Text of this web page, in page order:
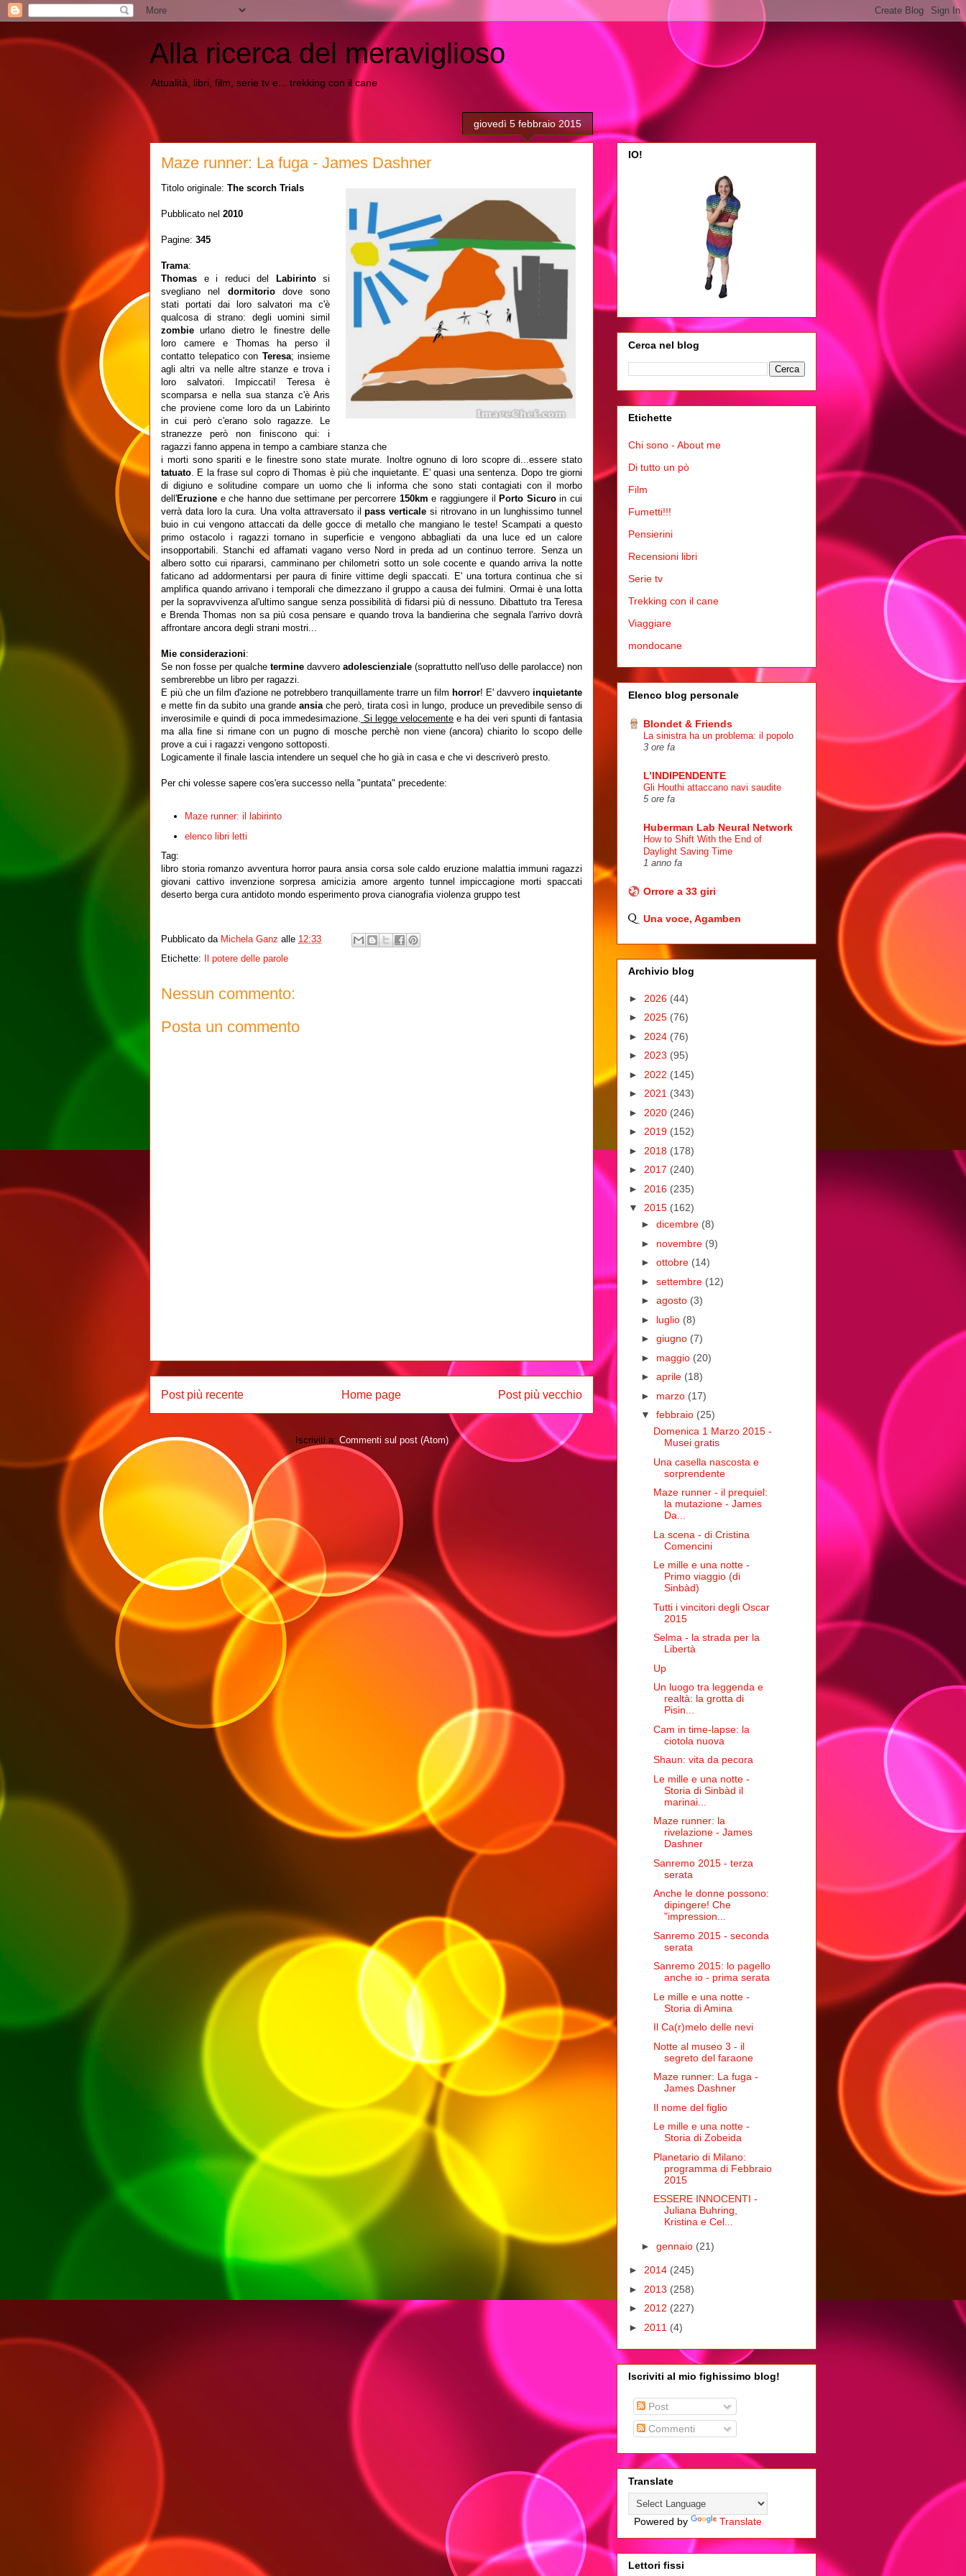
Alla ricerca del meraviglioso
Attualità, libri, film, serie tv e... trekking con il cane
giovedì 5 febbraio 2015
Maze runner: La fuga - James Dashner
Titolo originale: The scorch Trials
Pubblicato nel 2010
Pagine: 345
Trama:
Thomas e i reduci del Labirinto si
svegliano nel dormitorio dove sono
stati portati dai loro salvatori ma c'è
qualcosa di strano: degli uomini simil
zombieurlano dietro le finestre delle
loro camere e Thomas ha perso il
contatto telepatico con Teresa; insieme
agli altri va nelle altre stanze e trova i
loro salvatori. Impiccati! Teresa è
scomparsa e nella sua stanza c'è Aris
che proviene come loro da un Labirinto
in cui però c'erano solo ragazze. Le
stranezze però non finiscono qui: i
ragazzi fanno appena in tempo a cambiare stanza che
i morti sono spariti e le finestre sono state murate. Inoltre ognuno di loro scopre di...essere stato
tatuato. E la frase sul copro di Thomas è più che inquietante. E' quasi una sentenza. Dopo tre giorni
di digiuno e solitudine compare un uomo che li informa che sono stati contagiati con il morbo
dell'Eruzione e che hanno due settimane per percorrere 150kme raggiungere il Porto Sicuroin cui
verrà data loro la cura. Una volta attraversato ilpass verticale si ritrovano in un lunghissimo tunnel
buio in cui vengono attaccati da delle gocce di metallo che mangiano le teste! Scampati a questo
primo ostacolo i ragazzi tornano in superficie e vengono abbagliati da una luce ed un calore
insopportabili. Stanchi ed affamati vagano verso Nord in preda ad un continuo terrore. Senza un
albero sotto cui ripararsi, camminano per chilometri sotto un sole cocente e quando arriva la notte
faticano ad addormentarsi per paura di finire vittime degli spaccati. E' una tortura continua che si
amplifica quando arrivano i temporali che dimezzano il gruppo a causa dei fulmini. Ormai è una lotta
per la sopravvivenza al'ultimo sangue senza possibilità di fidarsi più di nessuno. Dibattuto tra Teresa
e Brenda Thomas non sa più cosa pensare e quando trova la bandierina che segnala l'arrivo dovrà
affrontare ancora degli strani mostri...
Mie considerazioni:
Se non fosse per qualche termine davvero adolescienziale (soprattutto nell'uso delle parolacce) non
sembrerebbe un libro per ragazzi.
E più che un film d'azione ne potrebbero tranquillamente trarre un film horror! E' davvero inquietante
e mette fin da subito una grande ansia che però, tirata così in lungo, produce un prevedibile senso di
inverosimile e quindi di poca immedesimazione. Si legge velocemente e ha dei veri spunti di fantasia
ma alla fine si rimane con un pugno di mosche perchè non viene (ancora) chiarito lo scopo delle
prove a cui i ragazzi vengono sottoposti.
Logicamente il finale lascia intendere un sequel che ho già in casa e che vi descriverò presto.
Per chi volesse sapere cos'era successo nella "puntata" precedente:
Maze runner: il labirinto
elenco libri letti
Tag:
libro storia romanzo avventura horror paura ansia corsa sole caldo eruzione malattia immuni ragazzi
giovani cattivo invenzione sorpresa amicizia amore argento tunnel impiccagione morti spaccati
deserto berga cura antidoto mondo esperimento prova cianografia violenza gruppo test
Pubblicato da Michela Ganz alle 12:33
Etichette:
Il potere delle parole
Nessun commento:
Posta un commento
Post più recente Post più vecchio
Home page
Iscriviti a: Commenti sul post (Atom)
IO!
Cerca nel blog
Etichette
Chi sono - About me
Di tutto un pò
Film
Fumetti!!!
Pensierini
Recensioni libri
Serie tv
Trekking con il cane
Viaggiare
mondocane
Elenco blog personale
Blondet & Friends
La sinistra ha un problema: il popolo
3 ore fa
L’INDIPENDENTE
Gli Houthi attaccano navi saudite
5 ore fa
Huberman Lab Neural Network
How to Shift With the End of
Daylight Saving Time
1 anno fa
Orrore a 33 giri
Una voce, Agamben
Archivio blog
► 2026 (44)
► 2025 (76)
► 2024 (76)
► 2023 (95)
► 2022 (145)
► 2021 (343)
► 2020 (246)
► 2019 (152)
► 2018 (178)
► 2017 (240)
► 2016 (235)
▼ 2015 (162)
► dicembre (8)
► novembre (9)
► ottobre (14)
► settembre (12)
► agosto (3)
► luglio (8)
► giugno (7)
► maggio (20)
► aprile (18)
► marzo (17)
▼ febbraio (25)
Domenica 1 Marzo 2015 -
Musei gratis
Una casella nascosta e
sorprendente
Maze runner - il prequiel:
la mutazione - James
Da...
La scena - di Cristina
Comencini
Le mille e una notte -
Primo viaggio (di
Sinbàd)
Tutti i vincitori degli Oscar
2015
Selma - la strada per la
Libertà
Up
Un luogo tra leggenda e
realtà: la grotta di
Pisin...
Cam in time-lapse: la
ciotola nuova
Shaun: vita da pecora
Le mille e una notte -
Storia di Sinbàd il
marinai...
Maze runner: la
rivelazione - James
Dashner
Sanremo 2015 - terza
serata
Anche le donne possono:
dipingere! Che
"impression...
Sanremo 2015 - seconda
serata
Sanremo 2015: lo pagello
anche io - prima serata
Le mille e una notte -
Storia di Amina
Il Ca(r)melo delle nevi
Notte al museo 3 - il
segreto del faraone
Maze runner: La fuga -
James Dashner
Il nome del figlio
Le mille e una notte -
Storia di Zobeida
Planetario di Milano:
programma di Febbraio
2015
ESSERE INNOCENTI -
Juliana Buhring,
Kristina e Cel...
► gennaio (21)
► 2014 (245)
► 2013 (258)
► 2012 (227)
► 2011 (4)
Iscriviti al mio fighissimo blog!
Post
Commenti
Translate
Powered by Translate
Lettori fissi